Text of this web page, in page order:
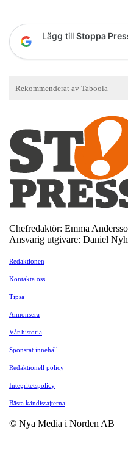
Lägg till Stoppa
Chefredaktör: Emma
Ansvarig utgivare: Daniel
Redaktionen
Kontakta oss
Tipsa
Annonsera
Vår historia
Sponsrat innehåll
Redaktionell policy
Integritetspolicy
Bästa kändissajterna
© Nya Media i Norden AB